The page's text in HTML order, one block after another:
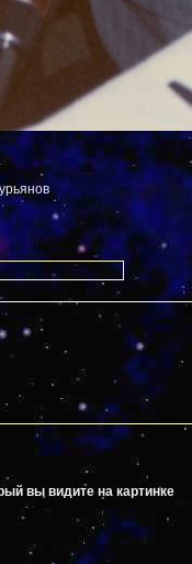
вы видите на картинке